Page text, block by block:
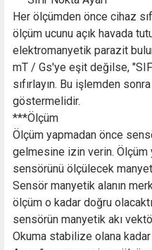
Her ölçümden önce cihaz
ölçüm ucunu açık havada
elektromanyetik parazit
mT / Gs'ye eşit değilse,
sıfırlayın. Bu işlemden
göstermelidir.
***Ölçüm
Ölçüm yapmadan önce
gelmesine izin verin. Ölçüm
sensörünü ölçülecek
Sensör manyetik alanın
ölçüm o kadar doğru
sensörün manyetik akı
Okuma stabilize olana